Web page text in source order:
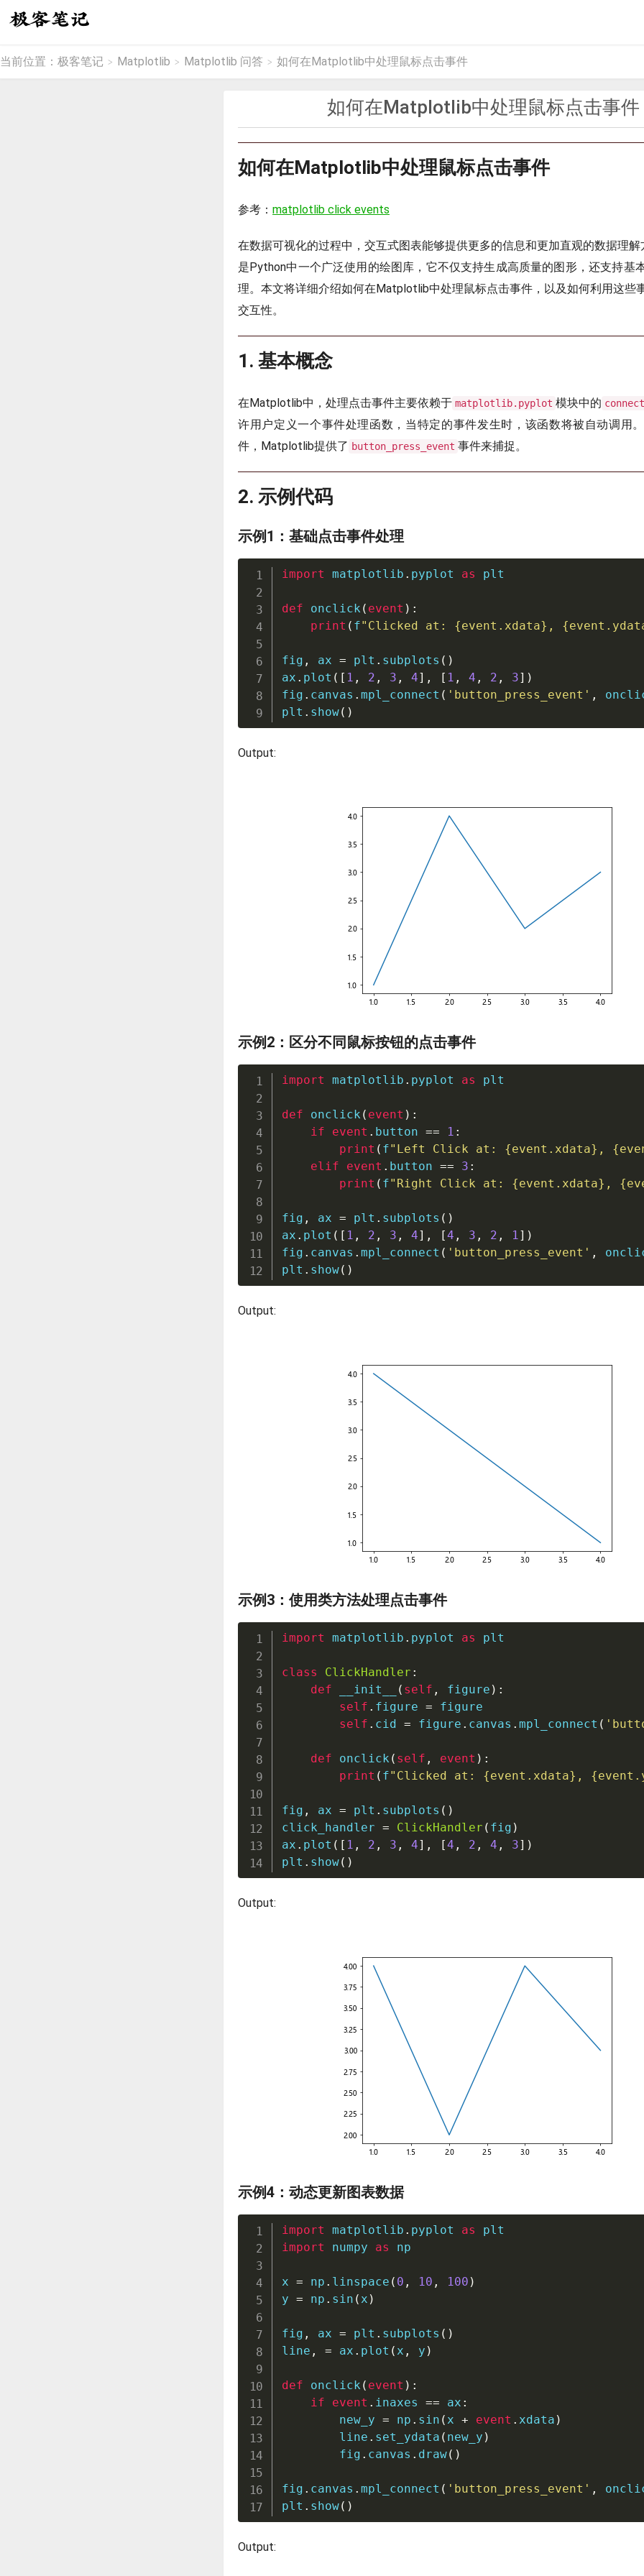
当前位置： 极客笔记 > Matplotlib > Matplotlib 问答 > 如何在Matplotlib中处理鼠标点击事件
如何在Matplotlib中处理鼠标点击事件
如何在Matplotlib中处理鼠标点击事件
参考： matplotlib click events
在数据可视化的过程中，交互式图表能够提供更多的信息和更加直观的数据理
是Python中一个广泛使用的绘图库，它不仅支持生成高质量的图形，还支持基
理。本文将详细介绍如何在Matplotlib中处理鼠标点击事件，以及如何利用这些
交互性。
1. 基本概念
在Matplotlib中，处理点击事件主要依赖于 matplotlib.pyplot 模块中的 connect
许用户定义一个事件处理函数，当特定的事件发生时，该函数将被自动调用
件，Matplotlib提供了 button_press_event 事件来捕捉。
2. 示例代码
示例1：基础点击事件处理
import matplotlib . pyplot as plt
def onclick ( event ) :
print ( f"Clicked at: {event . xdata} , {event .
fig , ax = plt . subplots ( )
ax . plot ( [ 1 , 2 , 3 , 4] , [ 1 , 4 , 2 , 3] )
fig . canvas . mpl_connect ( 'button_press_event' ,
plt . show( )
Output:
示例2：区分不同鼠标按钮的点击事件
import matplotlib . pyplot as plt
def onclick ( event ) :
if
event . button == 1 :
print ( f"Left Click at: {event . xdata} , {
elif
event . button == 3 :
print ( f"Right Click at: {event . xdata} , {
fig , ax = plt . subplots ( )
ax . plot ( [ 1 , 2 , 3 , 4] , [4 , 3 , 2 , 1] )
fig . canvas . mpl_connect ( 'button_press_event' ,
plt . show( )
Output:
示例3：使用类方法处理点击事件
import matplotlib . pyplot as plt
class ClickHandler :
def
__init__ ( self , figure ) :
self . figure = figure
self . cid = figure . canvas . mpl_connect (
def onclick ( self , event ) :
print ( f"Clicked at: {event . xdata} , {event .
fig , ax = plt . subplots ( )
click_handler = ClickHandler ( fig )
ax . plot ( [ 1 , 2 , 3 , 4] , [4 , 2 , 4 , 3] )
plt . show( )
Output:
示例4：动态更新图表数据
import matplotlib . pyplot as
import numpy as np
x = np . linspace ( 0 , 10 , 100 )
y = np . sin ( x )
fig , ax = plt . subplots ( )
line , = ax . plot ( x , y )
def onclick ( event ) :
if
event . inaxes == ax :
        new_y
= np . sin ( x + event . xdata )
        line
. set_ydata ( new_y )
        fig
. canvas . draw( )
fig . canvas . mpl_connect ( 'button_press_event' ,
plt . show( )
Output: